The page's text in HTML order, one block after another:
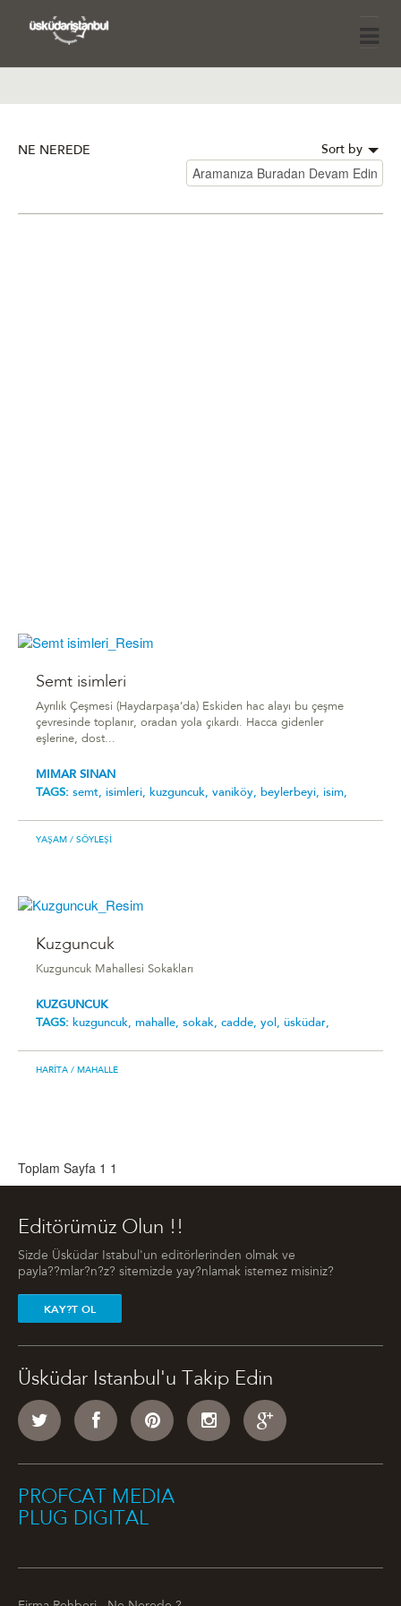
NE NEREDE Sort by
Semt isimleri
Ayrılık Çeşmesi (Haydarpaşa’da) Eskiden hac alayı bu çeşme
çevresinde toplanır, oradan yola çıkardı. Hacca gidenler
eşlerine, dost...
MIMAR SINAN
TAGS: semt, isimleri, kuzguncuk, vaniköy, beylerbeyi, isim,
YAŞAM / SÖYLEŞI
Kuzguncuk
Kuzguncuk Mahallesi Sokakları
KUZGUNCUK
TAGS: kuzguncuk, mahalle, sokak, cadde, yol, üsküdar,
HARITA / MAHALLE
Toplam Sayfa 1 1
Editörümüz Olun !!
Sizde Üsküdar Istabul'un editörlerinden olmak ve
payla??mlar?n?z? sitemizde yay?nlamak istemez misiniz?
KAY?T OL
Üsküdar Istanbul'u Takip Edin
PROFCAT MEDIA
PLUG DIGITAL